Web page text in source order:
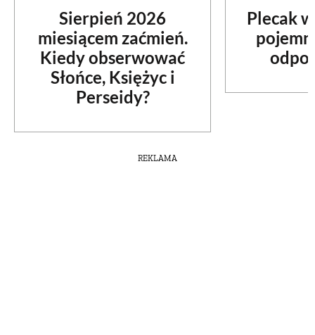
Sierpień 2026
miesiącem zaćmień.
Kiedy obserwować
Słońce, Księżyc i
Perseidy?
Plecak
REKLAMA
DANIA GŁÓWNE
CIASTA I DESERY